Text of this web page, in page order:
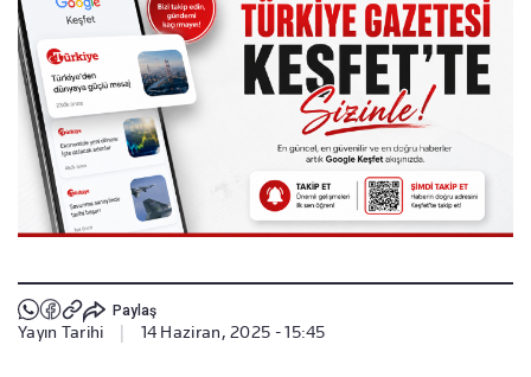
Paylaş
Yayın Tarihi 14 Haziran, 2025 - 15:45